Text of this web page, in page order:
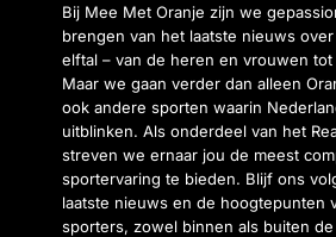
Bij Mee Met Oranje zijn we
brengen van het laatste nieuws
elftal – van de heren en vrouwen tot
Maar we gaan verder dan alleen
ook andere sporten waarin
uitblinken. Als onderdeel van het
streven we ernaar jou de meest
sportervaring te bieden. Blijf ons
laatste nieuws en de hoogtepunten
sporters, zowel binnen als buiten